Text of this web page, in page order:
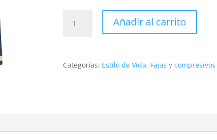
Cinturón
Añadir al carrito
Categorías: Estilo de Vida, Fajas y compresivos